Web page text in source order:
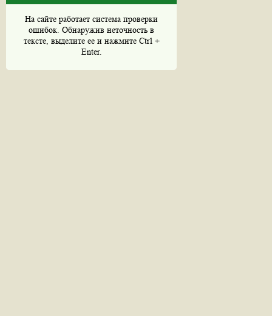
На сайте работает система проверки
ошибок. Обнаружив неточность в
тексте, выделите ее и нажмите Ctrl +
Enter.